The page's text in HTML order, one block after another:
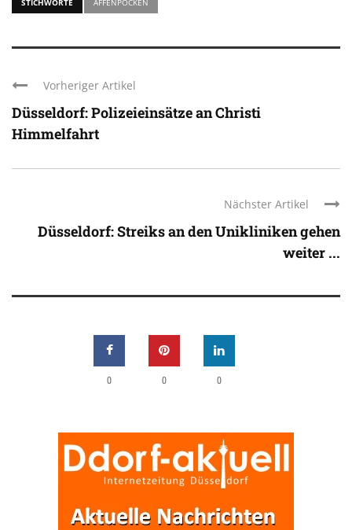
STICHWORTE AFFENPOCKEN
Vorheriger Artikel
Düsseldorf: Polizeieinsätze an Christi
Himmelfahrt
Nächster Artikel
Düsseldorf: Streiks an den Unikliniken gehen
weiter ...
0 0 0